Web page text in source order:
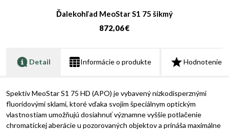
Ďalekohľad MeoStar S1 75 šikmý
872,06 €
Detail Informácie o produkte Hodnotenie
Spektív MeoStar S1 75 HD (APO) je vybavený nízkodisperznými
fluoridovými sklami, ktoré vďaka svojim špeciálnym optickým
vlastnostiam umožňujú dosiahnuť významne vyššie potlačenie
chromatickej aberácie u pozorovaných objektov a prináša maximálne